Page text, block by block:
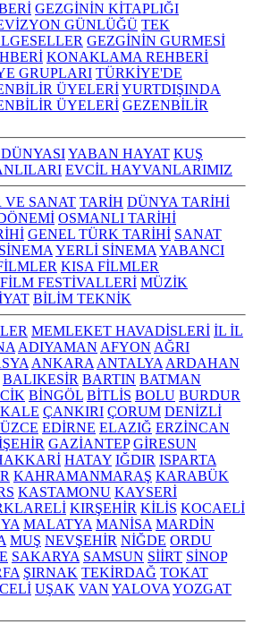
GEZGİNİN KİTAPLIĞI
GÜNLÜĞÜ TEK
GEZGİNİN GURMESİ
KONAKLAMA REHBERİ
GRUPLARI TÜRKİYE'DE
ÜYELERİYURTDIŞINDA
ÜYELERİ GEZENBİLİR
YABAN HAYAT KUŞ
EVCİL HAYVANLARIMIZ
VE SANAT TARİH DÜNYA TARİHİ
OSMANLI TARİHİ
GENEL TÜRK TARİHİ SANAT
SİNEMA YERLİ SİNEMA YABANCI
KISA FİLMLER
FİLM FESTİVALLERİ MÜZİK
BİLİM TEKNİK
MEMLEKET HAVADİSLERİ İL İL
ADIYAMAN AFYON AĞRI
ANKARA ANTALYA ARDAHAN
BALIKESİR BARTIN BATMAN
BİNGÖL BİTLİS BOLU BURDUR
ÇANKIRI ÇORUM DENİZLİ
EDİRNE ELAZIĞ ERZİNCAN
GAZİANTEP GİRESUN
HATAY IĞDIR ISPARTA
KAHRAMANMARAŞ KARABÜK
KASTAMONU KAYSERİ
KIRŞEHİR KİLİS KOCAELİ
MALATYA MANİSA MARDİN
MUŞ NEVŞEHİR NİĞDE ORDU
SAKARYA SAMSUN SİİRT SİNOP
ŞIRNAK TEKİRDAĞ TOKAT
UŞAK VAN YALOVA YOZGAT